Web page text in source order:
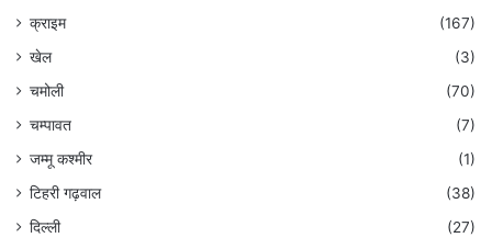
क्राइम
(167)
खेल
(3)
चमोली
(70)
चम्पावत
(7)
जम्मू कश्मीर
(1)
टिहरी गढ़वाल
(38)
दिल्ली
(27)